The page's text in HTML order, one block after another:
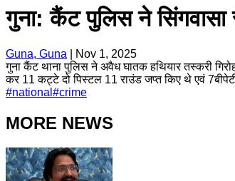
गुना: कैंट पुलिस ने
Guna, Guna
Nov 1, 2025
गुना कैंट थाना पुलिस ने अवैध घातक हथियार तस्करी
कर 11 कट्टे दो पिस्टल 11 राउंड जप्त किए थे एवं
#national #crime
MORE NEWS